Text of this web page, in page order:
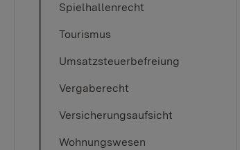
Spielhallenrecht
Tourismus
Umsatzsteuerbefreiung
Vergaberecht
Versicherungsaufsicht
Wohnungswesen